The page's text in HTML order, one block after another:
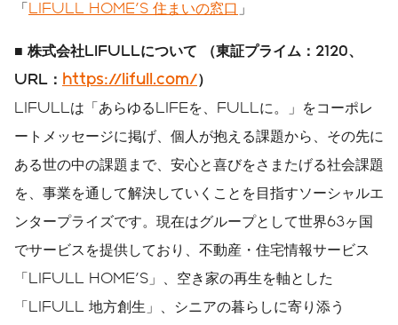
「LIFULL HOME'S 住まいの窓口 」
■ 株式会社LIFULL について （東証プライム： 2120
URL
： https://lifull.com/）
LIFULLは「あらゆるLIFEを、FULLに。」をコーポレ
ートメッセージに掲げ、個人が抱える課題から、その先に
ある世の中の課題まで、安心と喜びをさまたげる社会課題
を、事業を通して解決していくことを目指すソーシャルエ
ンタープライズです。現在はグループとして世界63ヶ国
でサービスを提供しており、不動産・住宅情報サービス
「LIFULL HOME'S」、空き家の再生を軸とした
「LIFULL 地方創生」、シニアの暮らしに寄り添う